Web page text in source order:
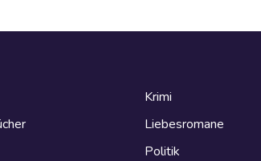
Krimi
Liebesromane
Politik